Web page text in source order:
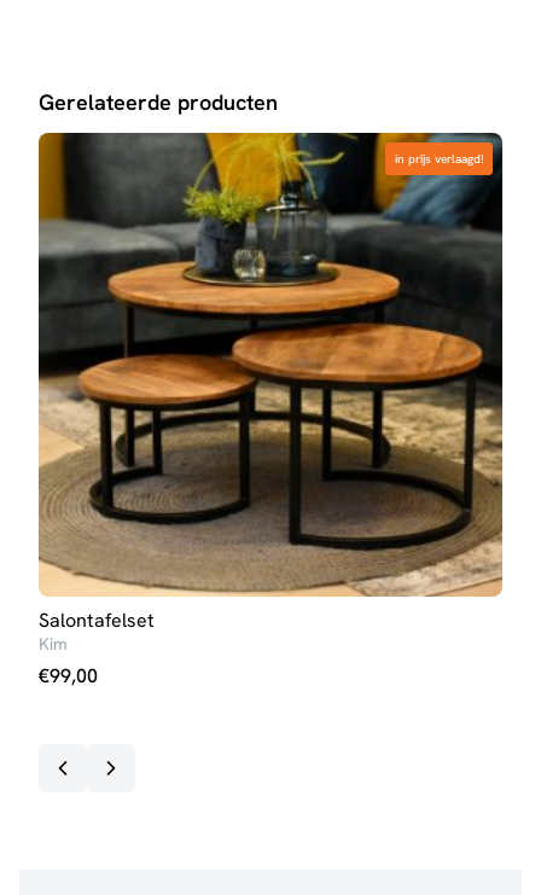
Gerelateerde producten
in prijs verlaagd!
in prijs verlaagd!
Salontafelset
Kim
€99,00